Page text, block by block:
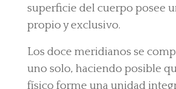
superficie del cuerpo posee
propio y exclusivo.
Los doce meridianos se
uno solo, haciendo posible
físico forme una unidad